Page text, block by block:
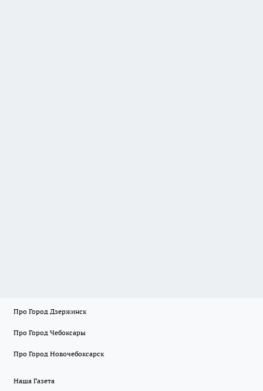
Про Город Дзержинск
Про Город Чебоксары
Про Город Новочебоксарск
Наша Газета